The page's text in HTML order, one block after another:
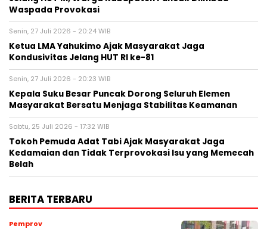
Waspada Provokasi
Senin, 27 Juli 2026 - 20:24 WIB
Ketua LMA Yahukimo Ajak Masyarakat Jaga
Kondusivitas Jelang HUT RI ke-81
Senin, 27 Juli 2026 - 20:23 WIB
Kepala Suku Besar Puncak Dorong Seluruh Elemen
Masyarakat Bersatu Menjaga Stabilitas Keamanan
Sabtu, 25 Juli 2026 - 17:32 WIB
Tokoh Pemuda Adat Tabi Ajak Masyarakat Jaga
Kedamaian dan Tidak Terprovokasi Isu yang Memecah
Belah
BERITA TERBARU
Pemprov